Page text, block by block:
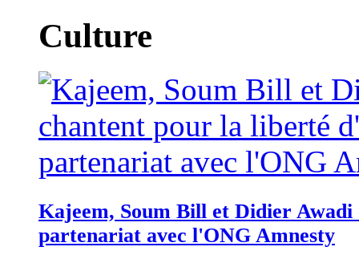
Culture
Kajeem, Soum Bill et Didier
partenariat avec l'ONG Amnesty